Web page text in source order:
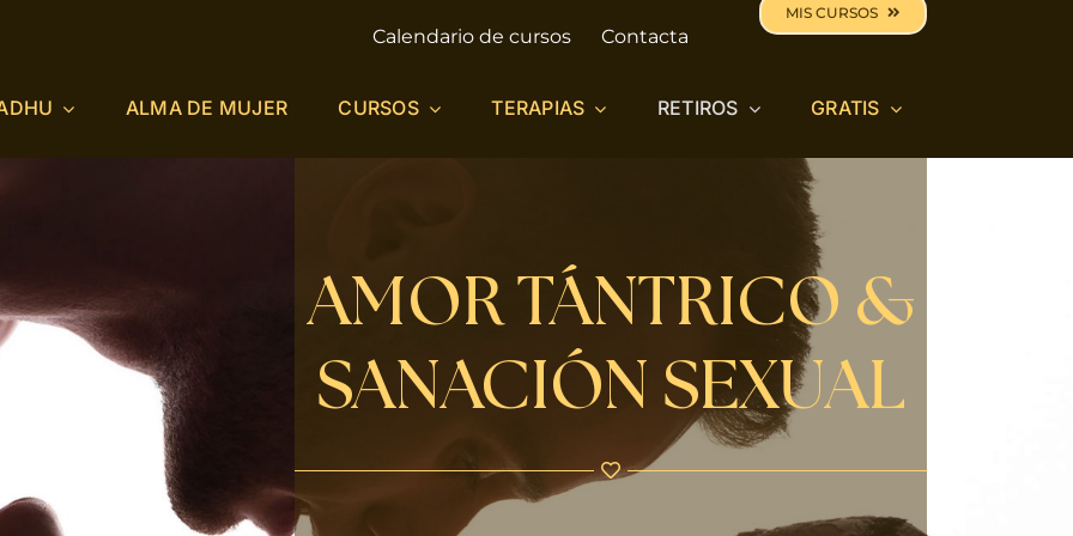
Calendario de cursos Contacta
MIS CURSOS
ALMA DE MUJER CURSOS TERAPIAS RETIROS GRATIS
AMOR TÁNTRICO &
SANACIÓN SEXUAL